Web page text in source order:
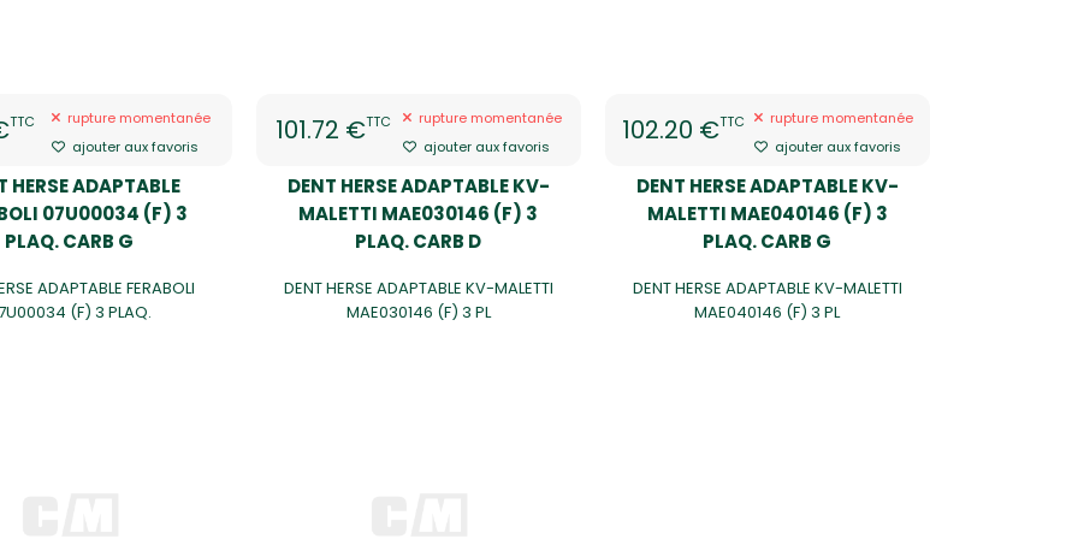
TTC
rupture momentanée
ajouter aux favoris
HERSE ADAPTABLE
07U00034 (F) 3
PLAQ. CARB G
ADAPTABLE FERABOLI
(F) 3 PLAQ.
101.72 €TTC
rupture momentanée
ajouter aux favoris
DENT HERSE ADAPTABLE KV-
MALETTI MAE030146 (F) 3
PLAQ. CARB D
DENT HERSE ADAPTABLE KV-MALETTI
MAE030146 (F) 3 PL
102.20 €TTC
rupture momentanée
ajouter aux favoris
DENT HERSE ADAPTABLE KV-
MALETTI MAE040146 (F) 3
PLAQ. CARB G
DENT HERSE ADAPTABLE KV-MALETTI
MAE040146 (F) 3 PL